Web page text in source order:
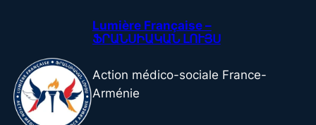
contenu
Lumière Française –
ՖՐԱՆՍԻԱԿԱՆ ԼՈՒՅՍ
Action médico-sociale France-
Arménie